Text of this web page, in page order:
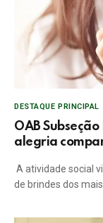
DESTAQUE PRINCIPAL
OAB
alegria
A atividade social
de brindes dos